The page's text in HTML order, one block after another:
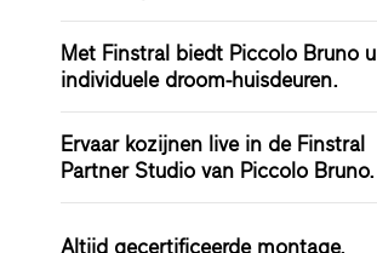
Met Finstral biedt Piccolo Bruno u
individuele droom-huisdeuren.
Ervaar kozijnen live in de Finstral
Partner Studio van Piccolo Bruno.
Altijd gecertificeerde montage.